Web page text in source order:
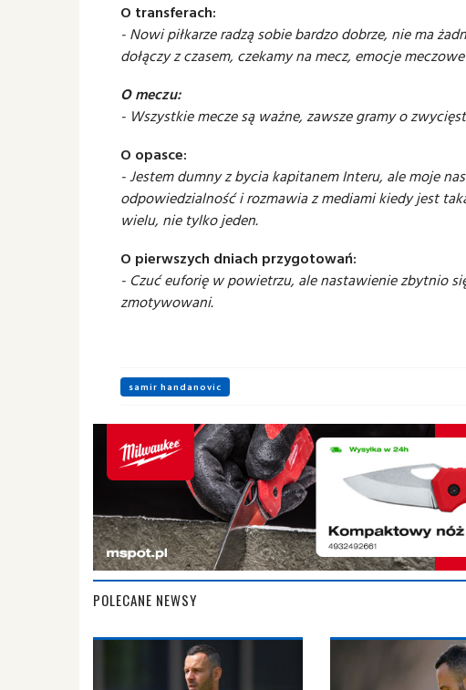
O transferach:
- Nowi piłkarze radzą sobie bardzo dobrze, nie ma
dołączy z czasem, czekamy na mecz, emocje
O meczu:
- Wszystkie mecze są ważne, zawsze gramy o
O opasce:
- Jestem dumny z bycia kapitanem Interu, ale moje
odpowiedzialność i rozmawia z mediami kiedy jest
wielu, nie tylko jeden.
O pierwszych dniach przygotowań:
- Czuć euforię w powietrzu, ale nastawienie zbytnio
zmotywowani.
samir handanovic
POLECANE NEWSY